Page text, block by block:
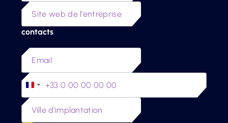
contacts
France
+33
+33